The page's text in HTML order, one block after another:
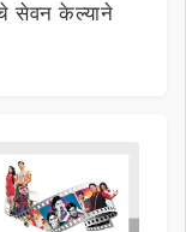
सेवन केल्याने